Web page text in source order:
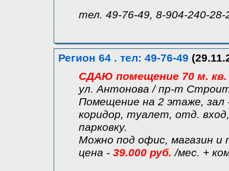
тел. 49-76-49, 8-904-240-28-
Регион 64 . тел: 49-76-49
СДАЮ помещение 70 м. кв.
ул. Антонова / пр-т
Помещение на 2 этаже, зал
коридор, туалет, отд.
парковку.
Можно под офис, магазин и
цена - 39.000 руб. /мес. +